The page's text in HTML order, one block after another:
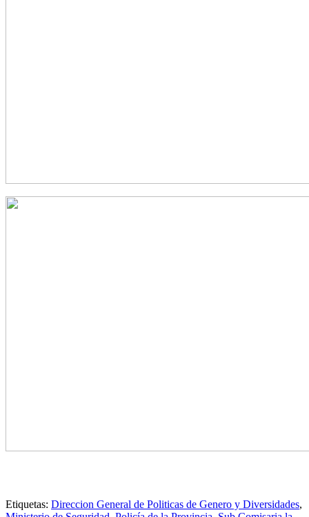
Etiquetas: Direccion General de Politicas de Genero y Diversidades,